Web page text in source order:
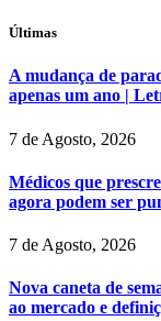
Últimas
A mudança de
apenas um ano |
7 de Agosto, 2026
Médicos que
agora podem ser
7 de Agosto, 2026
Nova caneta de
ao mercado e